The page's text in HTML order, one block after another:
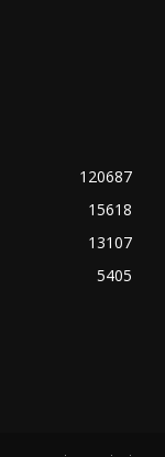
120687
15618
13107
5405